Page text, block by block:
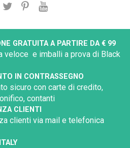
GRATUITA A PARTIRE DA € 99
veloce e imballi a prova di Black
IN CONTRASSEGNO
sicuro con carte di credito,
contanti
CLIENTI
clienti via mail e telefonica